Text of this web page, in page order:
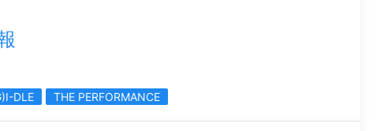
DLE THE PERFORMANCE